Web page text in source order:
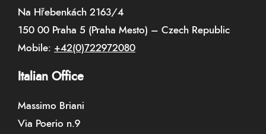
Na Hřebenkách 2163/4
150 00 Praha 5 (Praha Mesto) – Czech Republic
Mobile: +42(0)722972080
Italian Office
Massimo Briani
Via Poerio n.9